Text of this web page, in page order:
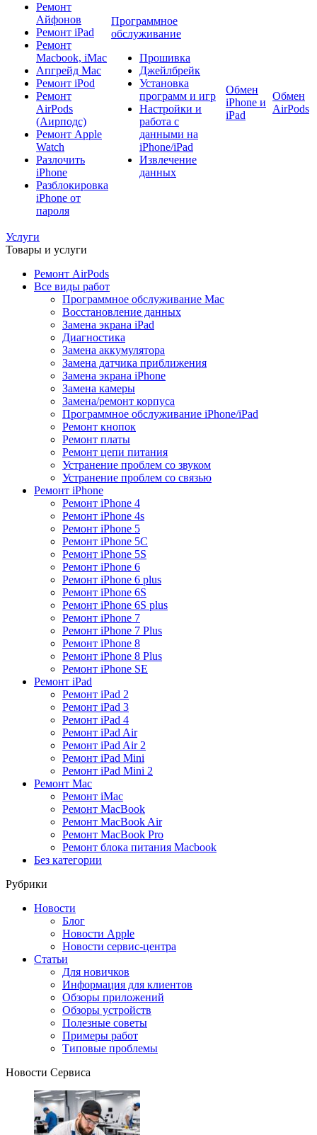
Ремонт
Айфонов
Ремонт iPad
Ремонт
Macbook, iMac
Апгрейд Mac
Ремонт iPod
Ремонт
AirPods
(Аирподс)
Ремонт Apple
Watch
Разлочить
iPhone
Разблокировка
iPhone от
пароля
Программное
обслуживание
Прошивка
Джейлбрейк
Установка
программ и игр
Настройки и
работа с
данными на
iPhone/iPad
Извлечение
данных
Обмен
iPhone и
iPad
Обмен
AirPods
Услуги
Товары и услуги
Ремонт AirPods
Все виды работ
Программное обслуживание Mac
Восстановление данных
Замена экрана iPad
Диагностика
Замена аккумулятора
Замена датчика приближения
Замена экрана iPhone
Замена камеры
Замена/ремонт корпуса
Программное обслуживание iPhone/iPad
Ремонт кнопок
Ремонт платы
Ремонт цепи питания
Устранение проблем со звуком
Устранение проблем со связью
Ремонт iPhone
Ремонт iPhone 4
Ремонт iPhone 4s
Ремонт iPhone 5
Ремонт iPhone 5C
Ремонт iPhone 5S
Ремонт iPhone 6
Ремонт iPhone 6 plus
Ремонт iPhone 6S
Ремонт iPhone 6S plus
Ремонт iPhone 7
Ремонт iPhone 7 Plus
Ремонт iPhone 8
Ремонт iPhone 8 Plus
Ремонт iPhone SE
Ремонт iPad
Ремонт iPad 2
Ремонт iPad 3
Ремонт iPad 4
Ремонт iPad Air
Ремонт iPad Air 2
Ремонт iPad Mini
Ремонт iPad Mini 2
Ремонт Mac
Ремонт iMac
Ремонт MacBook
Ремонт MacBook Air
Ремонт MacBook Pro
Ремонт блока питания Macbook
Без категории
Рубрики
Новости
Блог
Новости Apple
Новости сервис-центра
Статьи
Для новичков
Информация для клиентов
Обзоры приложений
Обзоры устройств
Полезные советы
Примеры работ
Типовые проблемы
Новости Сервиса